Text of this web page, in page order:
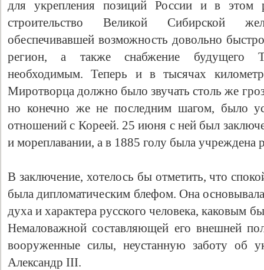
для укрепления позиций России и в этом
строительство Великой Сибирской
обеспечивавшей возможность довольно
регион, а также снабжение будущего
необходимым. Теперь и в тысячах
Миротворца должно было звучать столь же
но конечно же не последним шагом, было
отношений с Кореей. 25 июня с ней был
и мореплавании, а в 1885 голу была учреждена
В заключение, хотелось бы отметить, что
была дипломатическим блефом. Она
духа и характера русского человека, каковым
Немаловажной составляющей его внешней
вооруженные силы, неустанную заботу об
Александр III.